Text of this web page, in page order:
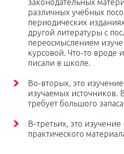
законодательных
различных учебных
периодических
другой литературы с
переосмыслением
курсовой. Что-то вроде
писали в школе.
Во-вторых, это
изучаемых источников.
требует большого
В-третьих, это
практического